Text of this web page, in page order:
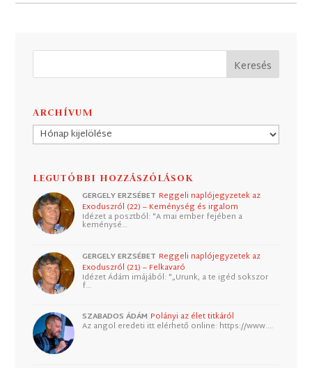
ARCHÍVUM
Archívum
LEGUTÓBBI HOZZÁSZÓLÁSOK
GERGELY ERZSÉBET Reggeli naplójegyzetek az
Exoduszról (22) – Keménység és irgalom
Idézet a posztból: "A mai ember fejében a
keménysé…
GERGELY ERZSÉBET Reggeli naplójegyzetek az
Exoduszról (21) – Felkavaró
Idézet Ádám imájából: "„Urunk, a te igéd sokszor
f…
SZABADOS ÁDÁM Polányi az élet titkáról
Az angol eredeti itt elérhető online: https://www.…